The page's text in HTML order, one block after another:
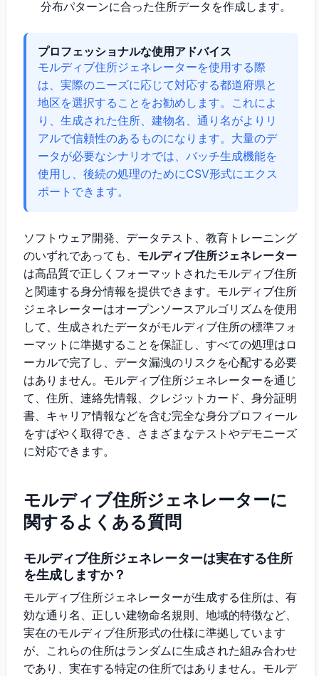
分布パターンに合った住所データを作成します。
プロフェッショナルな使用アドバイス
モルディブ住所ジェネレーターを使用する際
は、実際のニーズに応じて対応する都道府県と
地区を選択することをお勧めします。これによ
り、生成された住所、建物名、通り名がよりリ
アルで信頼性のあるものになります。大量のデ
ータが必要なシナリオでは、バッチ生成機能を
使用し、後続の処理のためにCSV形式にエクス
ポートできます。
ソフトウェア開発、データテスト、教育トレーニング
のいずれであっても、 モルディブ住所ジェネレーター
は高品質で正しくフォーマットされたモルディブ住所
と関連する身分情報を提供できます。モルディブ住所
ジェネレーターはオープンソースアルゴリズムを使用
して、生成されたデータがモルディブ住所の標準フォ
ーマットに準拠することを保証し、すべての処理はロ
ーカルで完了し、データ漏洩のリスクを心配する必要
はありません。モルディブ住所ジェネレーターを通じ
て、住所、連絡先情報、クレジットカード、身分証明
書、キャリア情報などを含む完全な身分プロフィール
をすばやく取得でき、さまざまなテストやデモニーズ
に対応できます。
モルディブ住所ジェネレーターに
関するよくある質問
モルディブ住所ジェネレーターは実在する住所
を生成しますか？
モルディブ住所ジェネレーターが生成する住所は、有
効な通り名、正しい建物命名規則、地域的特徴など、
実在のモルディブ住所形式の仕様に準拠しています
が、これらの住所はランダムに生成された組み合わせ
であり、実在する特定の住所ではありません。モルデ